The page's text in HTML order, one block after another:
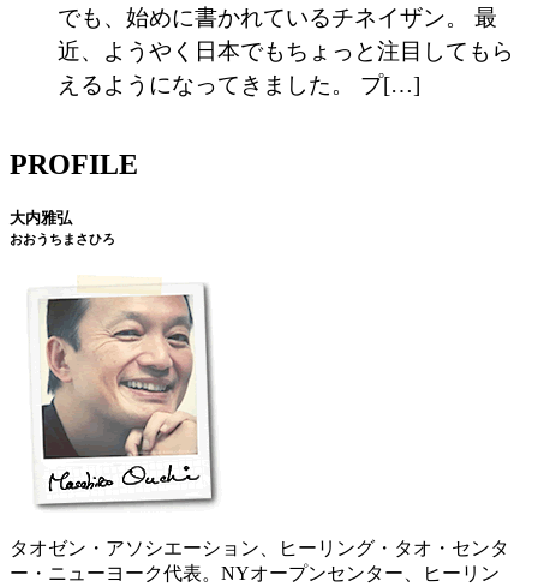
でも、始めに書かれているチネイザン。 最
近、ようやく日本でもちょっと注目してもら
えるようになってきました。 プ[…]
PROFILE
大内雅弘
おおうちまさひろ
タオゼン・アソシエーション、ヒーリング・タオ・センタ
ー・ニューヨーク代表。NYオープンセンター、ヒーリン